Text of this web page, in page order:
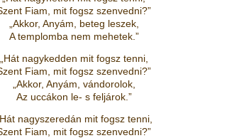
Fiam, mit fogsz szenvedni?”
„Akkor, Anyám, beteg leszek,
A templomba nem mehetek.”
„Hát nagykedden mit fogsz tenni,
Fiam, mit fogsz szenvedni?”
„Akkor, Anyám, vándorolok,
Az uccákon le- s feljárok.”
„Hát nagyszeredán mit fogsz tenni,
Fiam, mit fogsz szenvedni?”